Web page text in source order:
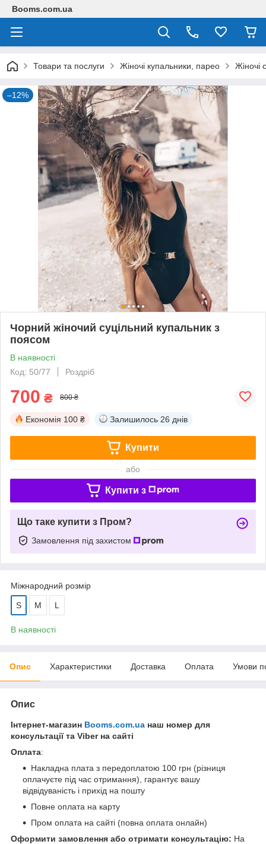
Booms.com.ua
Товари та послуги Жіночі купальники, парео Жіночі
–12%
Чорний жіночий суцільний купальник з
поясом
В наявності
Код: 50/77
Роздріб
700 ₴ 800 ₴
Економія 100 ₴ Залишилось 26 днів
Купити
або
Купити з
Що таке купити з Пром?
Замовлення під захистом
Міжнародний розмір
S М L
В наявності
Опис Характеристики Доставка Оплата Умови
Опис
Інтернет-магазин Booms.com.ua наш номер для
консультації та Viber на сайті
Оплата:
Накладна плата з передоплатою 100 грн (різниця
оплачуєте під час отримання), гарантує вашу
відвідуваність і прихід на пошту
Повне оплата на карту
Пром оплата на сайті (повна оплата онлайн)
Оформити замовлення або отримати консультацію: На